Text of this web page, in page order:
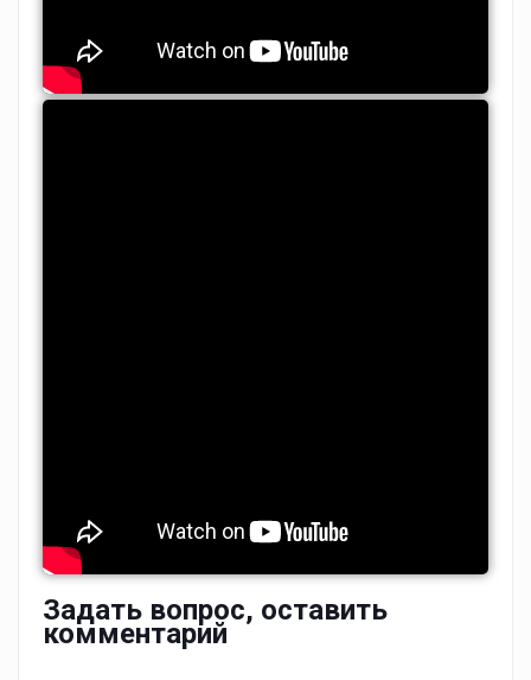
Задать вопрос, оставить
комментарий